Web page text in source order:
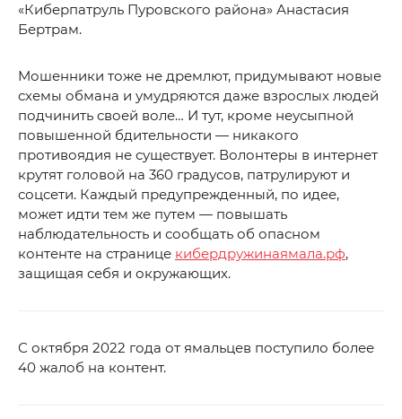
«Киберпатруль Пуровского района» Анастасия
Бертрам.
Мошенники тоже не дремлют, придумывают новые
схемы обмана и умудряются даже взрослых людей
подчинить своей воле… И тут, кроме неусыпной
повышенной бдительности — никакого
противоядия не существует. Волонтеры в интернет
крутят головой на 360 градусов, патрулируют и
соцсети. Каждый предупрежденный, по идее,
может идти тем же путем — повышать
наблюдательность и сообщать об опасном
контенте на странице кибердружинаямала.рф,
защищая себя и окружающих.
С октября 2022 года от ямальцев поступило более
40 жалоб на контент.